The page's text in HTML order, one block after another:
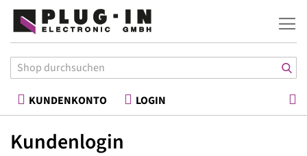
KUNDENKONTO LOGIN
Kundenlogin